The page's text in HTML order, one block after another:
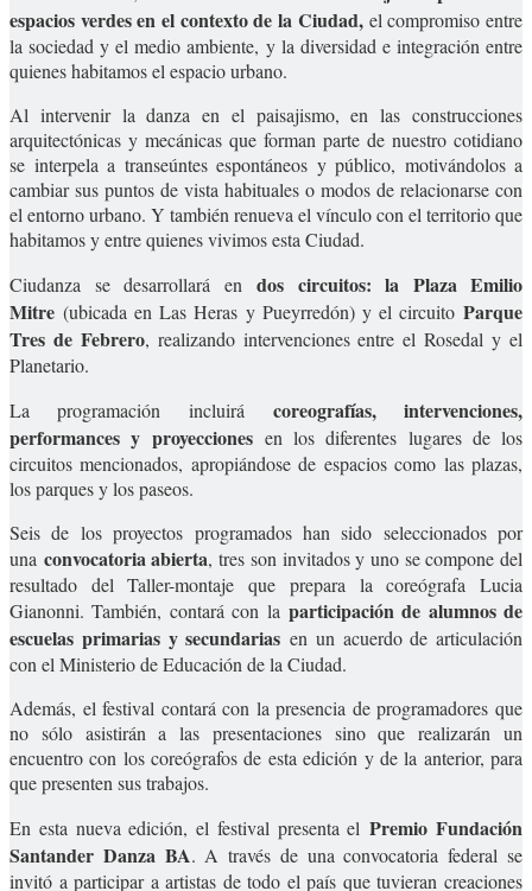
espacios verdes en el contexto de la Ciudad,el compromiso entre
la sociedad y el medio ambiente, y la diversidad e integración entre
quienes habitamos el espacio urbano.
Al intervenir la danza en el paisajismo, en las construcciones
arquitectónicas y mecánicas que forman parte de nuestro cotidiano
se interpela a transeúntes espontáneos y público, motivándolos a
cambiar sus puntos de vista habituales o modos de relacionarse con
el entorno urbano. Y también renueva el vínculo con el territorio que
habitamos y entre quienes vivimos esta Ciudad.
Ciudanza se desarrollará en dos circuitos: la Plaza Emilio
Mitre (ubicada en Las Heras y Pueyrredón) y el circuito Parque
Tres de Febrero, realizando intervenciones entre el Rosedal y el
Planetario.
La programación incluirá coreografías, intervenciones,
performances y proyeccionesen los diferentes lugares de los
circuitos mencionados, apropiándose de espacios como las plazas,
los parques y los paseos.
Seis de los proyectos programados han sido seleccionados por
una convocatoria abierta, tres son invitados y uno se compone del
resultado del Taller-montaje que prepara la coreógrafa Lucia
Gianonni. También, contará con la participación de alumnos de
escuelas primarias y secundarias en un acuerdo de articulación
con el Ministerio de Educación de la Ciudad.
Además, el festival contará con la presencia de programadores que
no sólo asistirán a las presentaciones sino que realizarán un
encuentro con los coreógrafos de esta edición y de la anterior, para
que presenten sus trabajos.
En esta nueva edición, el festival presenta elPremio Fundación
Santander Danza BA. A través de una convocatoria federal se
invitó a participar a artistas de todo el país que tuvieran creaciones